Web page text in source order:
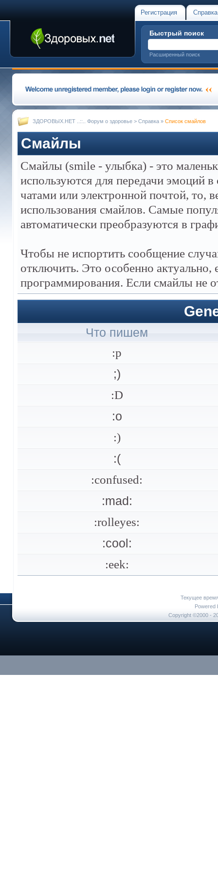
Регистрация Справка
Быстрый поиск
Расширенный поиск
ЗДОРОВЫХ.НЕТ ..::.. Форум о здоровье > Справка » Список смайлов
Смайлы
Смайлы (smile - улыбка) - это
используются для передачи эмоций
чатами или электронной почтой, то,
использования смайлов. Самые
автоматически преобразуются в
Чтобы не испортить сообщение
отключить. Это особенно
программирования. Если смайлы не
Что пишем
:p
;)
:D
:o
:)
:(
:confused:
:mad:
:rolleyes:
:cool:
:eek:
Текущее
Powered
Copyright ©2000 -